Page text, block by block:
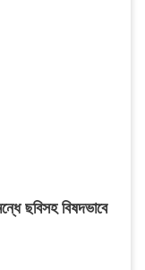
ছবিসহ বিষদভাবে